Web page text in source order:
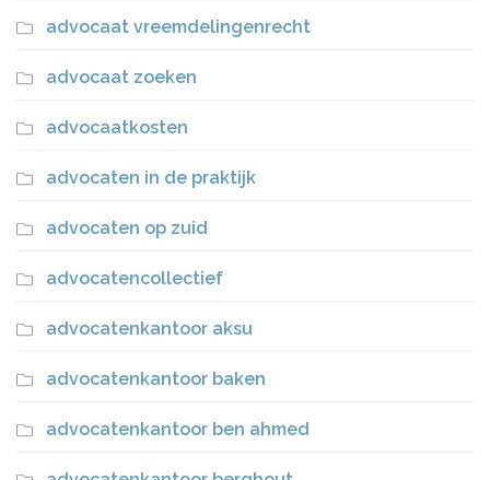
advocaat vreemdelingenrecht
advocaat zoeken
advocaatkosten
advocaten in de praktijk
advocaten op zuid
advocatencollectief
advocatenkantoor aksu
advocatenkantoor baken
advocatenkantoor ben ahmed